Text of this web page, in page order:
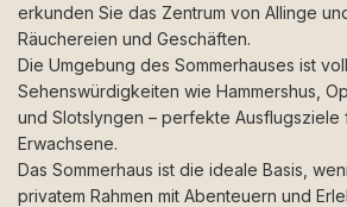
erkunden Sie das Zentrum von Allinge
Räuchereien und Geschäften.
Die Umgebung des Sommerhauses ist
Sehenswürdigkeiten wie Hammershus,
und Slotslyngen – perfekte Ausflugsziele
Erwachsene.
Das Sommerhaus ist die ideale Basis,
privatem Rahmen mit Abenteuern und